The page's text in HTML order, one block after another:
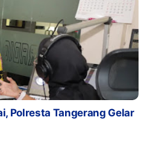
Polresta Tangerang Gelar